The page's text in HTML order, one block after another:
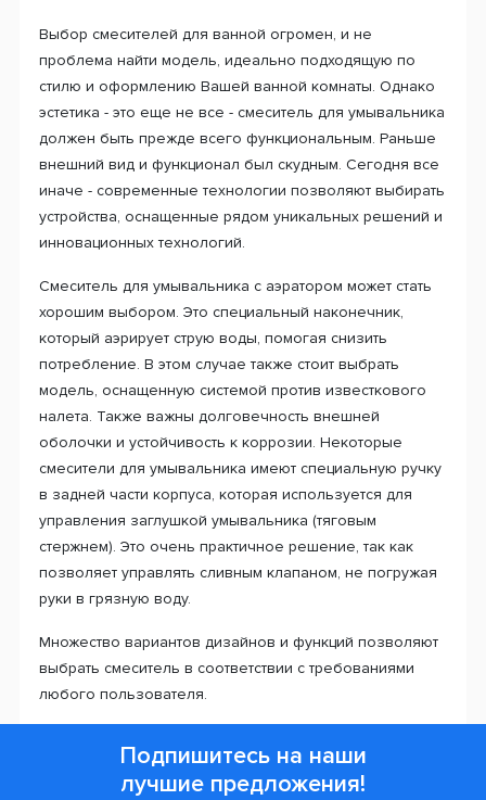
Выбор смесителей для ванной огромен, и не
проблема найти модель, идеально подходящую по
стилю и оформлению Вашей ванной комнаты. Однако
эстетика - это еще не все - смеситель для умывальника
должен быть прежде всего функциональным. Раньше
внешний вид и функционал был скудным. Сегодня все
иначе - современные технологии позволяют выбирать
устройства, оснащенные рядом уникальных решений и
инновационных технологий.
Смеситель для умывальника с аэратором может стать
хорошим выбором. Это специальный наконечник,
который аэрирует струю воды, помогая снизить
потребление. В этом случае также стоит выбрать
модель, оснащенную системой против известкового
налета. Также важны долговечность внешней
оболочки и устойчивость к коррозии. Некоторые
смесители для умывальника имеют специальную ручку
в задней части корпуса, которая используется для
управления заглушкой умывальника (тяговым
стержнем). Это очень практичное решение, так как
позволяет управлять сливным клапаном, не погружая
руки в грязную воду.
Множество вариантов дизайнов и функций позволяют
выбрать смеситель в соответствии с требованиями
любого пользователя.
Подпишитесь на наши
лучшие предложения!